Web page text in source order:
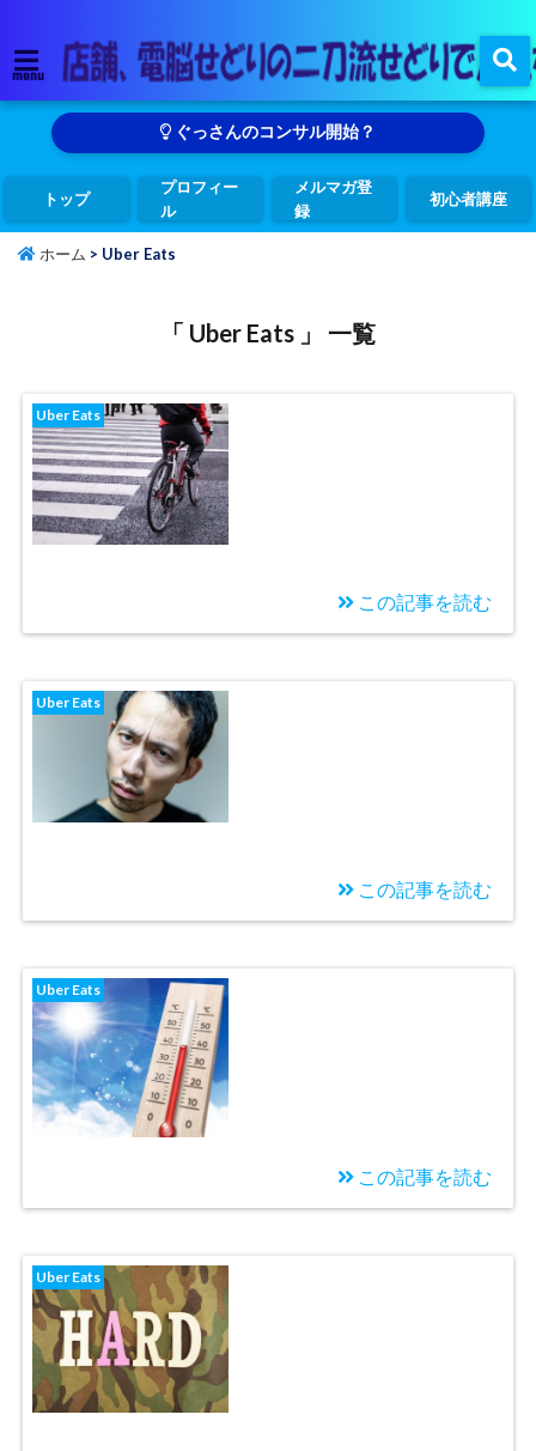
menu
ぐっさんのコンサル開始？
トップ
プロフィー
ル
メルマガ登
録
初心者講座
ホーム > Uber Eats
「 Uber Eats 」 一覧
Uber Eats
目】お客様とのトラブ
ル発生？
この記事を読む
Uber Eats
目】マクドナルドの対
応が悪すぎて顔に出て
しまいました
この記事を読む
Uber Eats
の戦い
この記事を読む
Uber Eats